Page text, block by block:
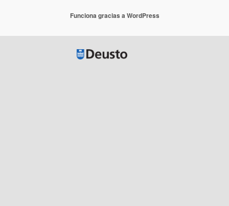
Funciona gracias a WordPress